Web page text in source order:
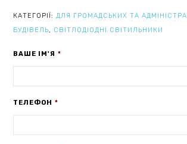
КАТЕГОРІЇ:ДЛЯ ГРОМАДСЬКИХ ТА
БУДІВЕЛЬ, СВІТЛОДІОДНІ СВІТИЛЬНИКИ
ВАШЕ ІМ'Я *
ТЕЛЕФОН *